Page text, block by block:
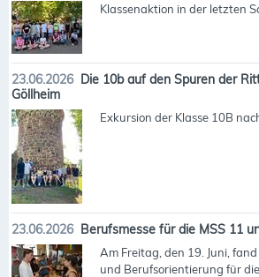
Klassenaktion in der letzten
23.06.2026 Die 10b auf den Spuren der
Göllheim
Exkursion der Klasse 10B
23.06.2026 Berufsmesse für die MSS 11
Am Freitag, den 19. Juni,
und Berufsorientierung für